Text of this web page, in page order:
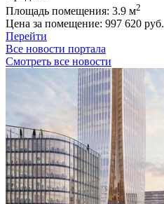
Площадь помещения: 3.9 м2
Цена за помещение: 997 620 руб.
Перейти
Все новости портала
Смотреть все новости